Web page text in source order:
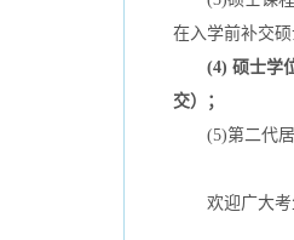
在入学前补交
(4) 硕士学
交）；
(5)第二代居
欢迎广大考